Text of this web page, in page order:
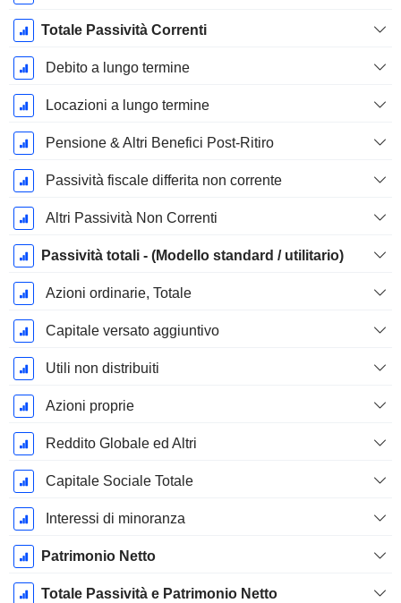
Totale Passività Correnti
Debito a lungo termine
Locazioni a lungo termine
Pensione & Altri Benefici Post-Ritiro
Passività fiscale differita non corrente
Altri Passività Non Correnti
Passività totali - (Modello standard / utilitario)
Azioni ordinarie, Totale
Capitale versato aggiuntivo
Utili non distribuiti
Azioni proprie
Reddito Globale ed Altri
Capitale Sociale Totale
Interessi di minoranza
Patrimonio Netto
Totale Passività e Patrimonio Netto